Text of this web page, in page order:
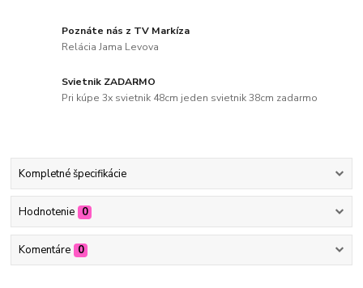
Poznáte nás z TV Markíza
Relácia Jama Levova
Svietnik ZADARMO
Pri kúpe 3x svietnik 48cm jeden svietnik 38cm zadarmo
Kompletné špecifikácie
Hodnotenie 0
Komentáre 0